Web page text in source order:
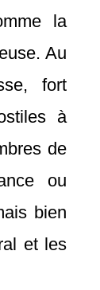
la
Au
fort
à
de
ou
bien
et les